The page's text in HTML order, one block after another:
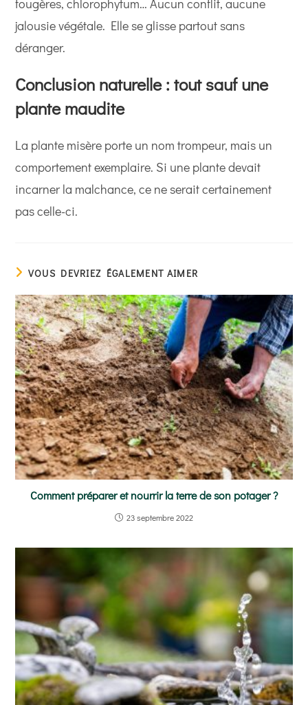
fougères, chlorophytum… Aucun conflit, aucune
jalousie végétale. Elle se glisse partout sans
déranger.
Conclusion naturelle : tout sauf une
plante maudite
La plante misère porte un nom trompeur, mais un
comportement exemplaire. Si une plante devait
incarner la malchance, ce ne serait certainement
pas celle-ci.
VOUS DEVRIEZ ÉGALEMENT AIMER
Comment préparer et nourrir la terre de son potager ?
23 septembre 2022